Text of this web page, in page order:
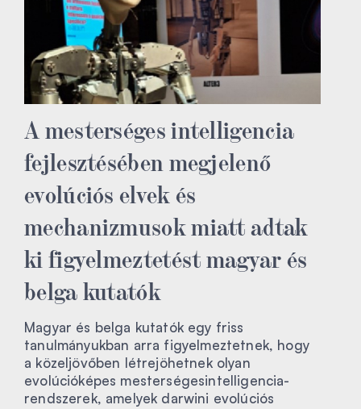
A mesterséges intelligencia
fejlesztésében megjelenő
evolúciós elvek és
mechanizmusok miatt adtak
ki figyelmeztetést magyar és
belga kutatók
Magyar és belga kutatók egy friss
tanulmányukban arra figyelmeztetnek, hogy
a közeljövőben létrejöhetnek olyan
evolúcióképes mesterségesintelligencia-
rendszerek, amelyek darwini evolúciós